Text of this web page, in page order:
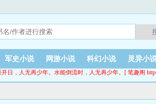
军史小说 网游小说 科幻小说 灵异小
日，人无再少年。水能倒流时，人无再少年。[ 笔趣阁